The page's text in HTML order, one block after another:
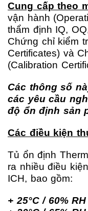
Cung cấp theo
vận hành
thẩm định IQ,
Chứng chỉ kiểm
Certificates) và
(Calibration
Các thông số
các yêu cầu
độ ổn định sản
Các điều kiện
Tủ ổn định
ra nhiều điều
ICH, bao gồm:
+ 25°C / 60% RH